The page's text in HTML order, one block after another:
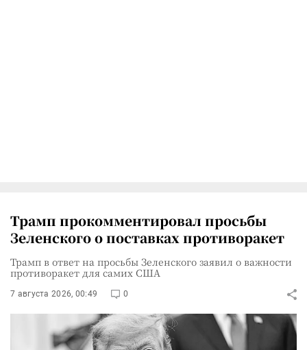
Трамп прокомментировал просьбы
Зеленского о поставках противоракет
Трамп в ответ на просьбы Зеленского заявил о важности
противоракет для самих США
7 августа 2026, 00:49 0